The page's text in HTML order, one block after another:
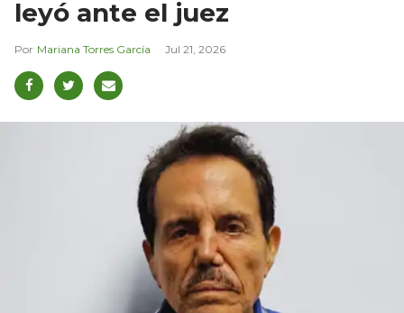
leyó ante el juez
Mariana Torres García Jul 21, 2026